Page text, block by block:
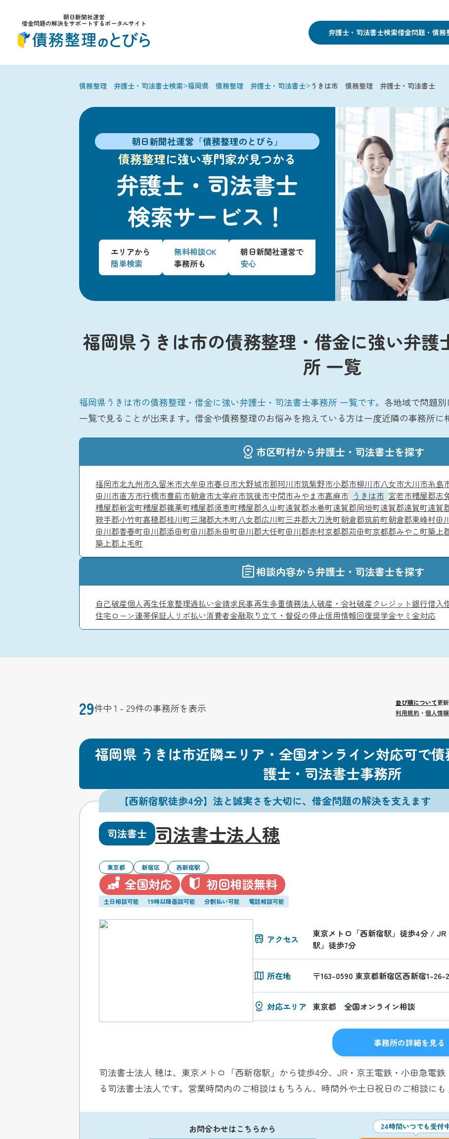
朝日新聞社運営
借金問題の解決をサポートするポータルサイト
弁護士・司法書士検索借金問題・債務
債務整理 弁護士・司法書士検索>福岡県 債務整理 弁護士・司法書士>うきは市 債務整理 弁護士・司法書士
朝日新聞社運営「債務整理のとびら」
債務整理に強い専門家が見つかる
弁護士・司法書士
検索サービス！
エリアから
簡単検索
無料相談OK
事務所も
朝日新聞社運営で
安心
福岡県うきは市の債務整理・借金に強い弁護
所 一覧
福岡県うきは市の債務整理・借金に強い弁護士・司法書士事務所 一覧です。 各地域で問題
一覧で見ることが出来ます。借金や債務整理のお悩みを抱えている方は一度近隣の事務所に
市区町村から弁護士・司法書士を探す
福岡市北九州市久留米市大牟田市春日市大野城市那珂川市筑紫野市小郡市柳川市八女市大川市糸島
田川市直方市行橋市豊前市朝倉市太宰府市筑後市中間市みやま市嘉麻市 うきは市 宮若市糟屋郡志
糟屋郡新宮町糟屋郡篠栗町糟屋郡須恵町糟屋郡久山町遠賀郡水巻町遠賀郡岡垣町遠賀郡遠賀町遠賀
鞍手郡小竹町嘉穂郡桂川町三潴郡大木町八女郡広川町三井郡大刀洗町朝倉郡筑前町朝倉郡東峰村田
田川郡香春町田川郡添田町田川郡糸田町田川郡大任町田川郡赤村京都郡苅田町京都郡みやこ町築上
築上郡上毛町
相談内容から弁護士・司法書士を探す
自己破産個人再生任意整理過払い金請求民事再生多重債務法人破産・会社破産クレジット銀行借入
住宅ローン連帯保証人 リボ払い消費者金融取り立て・督促の停止信用情報回復奨学金ヤミ金対応
29件中 1 - 29件の事務所を表示 並び順について更
利用規約 ・ 個人情
福岡県 うきは市近隣エリア・全国オンライン対応可で
護士・司法書士事務所
【西新宿駅徒歩4分】法と誠実さを大切に、借金問題の解決を支えます
司法書士 司法書士法人穂
東京都 新宿区 西新宿駅
全国対応 初回相談無料
土日相談可能 19時以降面談可能 分割払い可能 電話相談可能
アクセス
東京メトロ「西新宿駅」徒歩4分 /
駅」徒歩7分
所在地 〒163-0590 東京都新宿区西新宿1-
対応エリア 東京都 全国オンライン相談
事務所の詳細を見る
司法書士法人 穂は、東京メトロ「西新宿駅」から徒歩4分、JR・京王電鉄・小田急電
る司法書士法人です。営業時間内のご相談はもちろん、時間外や土日祝日のご相談にも
お問合わせはこちらから 24時間いつでも受付